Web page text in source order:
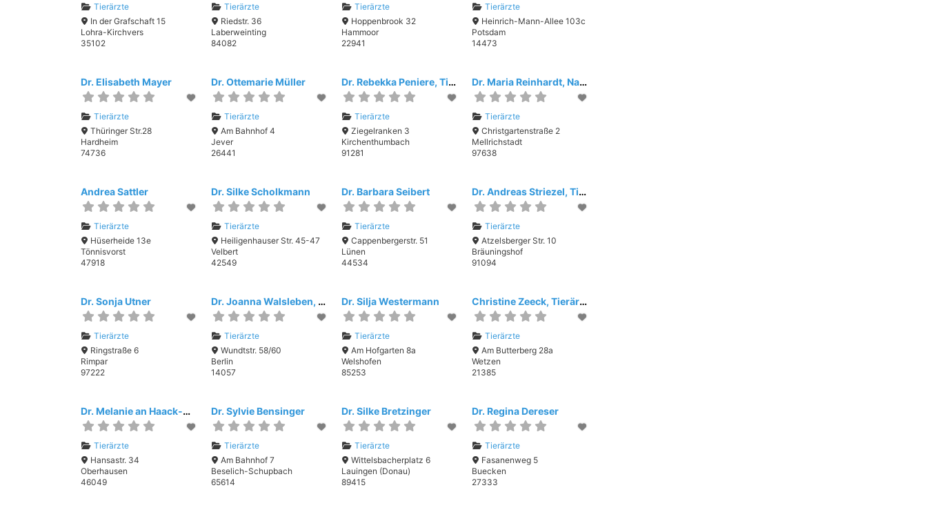
Tierärzte
In der Grafschaft 15
Lohra-Kirchvers
35102
Tierärzte
Riedstr. 36
Laberweinting
84082
Tierärzte
Hoppenbrook 32
Hammoor
22941
Tierärzte
Heinrich-Mann-Allee 103c
Potsdam
14473
Dr. Elisabeth Mayer
Tierärzte
Thüringer Str.28
Hardheim
74736
Dr. Ottemarie Müller
Tierärzte
Am Bahnhof 4
Jever
26441
Dr. Rebekka Peniere, Tierarztpraxis Dr. Peniere
Tierärzte
Ziegelranken 3
Kirchenthumbach
91281
Dr. Maria Reinhardt, Naturheilpraxis für Mensch und Tier
Tierärzte
Christgartenstraße 2
Mellrichstadt
97638
Andrea Sattler
Tierärzte
Hüserheide 13e
Tönnisvorst
47918
Dr. Silke Scholkmann
Tierärzte
Heiligenhauser Str. 45-47
Velbert
42549
Dr. Barbara Seibert
Tierärzte
Cappenbergerstr. 51
Lünen
44534
Dr. Andreas Striezel, Tierärztliche Gemeinschaftspraxis
Tierärzte
Atzelsberger Str. 10
Bräuningshof
91094
Dr. Sonja Utner
Tierärzte
Ringstraße 6
Rimpar
97222
Dr. Joanna Walsleben, Tierarztpraxis für Chiropraktik, Physiotherapie
Tierärzte
Wundtstr. 58/60
Berlin
14057
Dr. Silja Westermann
Tierärzte
Am Hofgarten 8a
Welshofen
85253
Christine Zeeck, Tierärztliche Physiotherapiepraxis Kleintiere
Tierärzte
Am Butterberg 28a
Wetzen
21385
Dr. Melanie an Haack-Wilson, Tierarztpraxis Katzenfinca
Tierärzte
Hansastr. 34
Oberhausen
46049
Dr. Sylvie Bensinger
Tierärzte
Am Bahnhof 7
Beselich-Schupbach
65614
Dr. Silke Bretzinger
Tierärzte
Wittelsbacherplatz 6
Lauingen (Donau)
89415
Dr. Regina Dereser
Tierärzte
Fasanenweg 5
Buecken
27333